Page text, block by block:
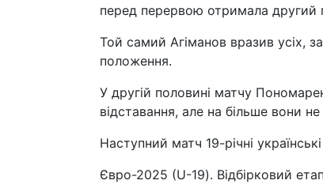
перед перервою отримала другий
Той самий Агіманов вразив усіх,
положення.
У другій половині матчу
відставання, але на більше вони
Наступний матч 19-річні
Євро-2025 (U-19). Відбірковий